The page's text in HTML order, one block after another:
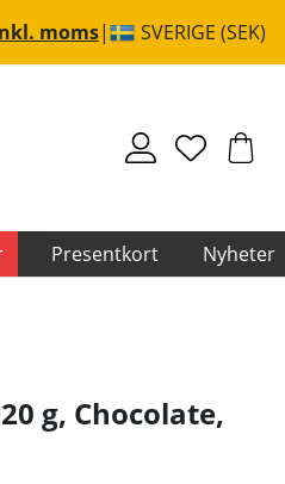
moms SVERIGE (SEK)
Presentkort Nyheter
g, Chocolate,